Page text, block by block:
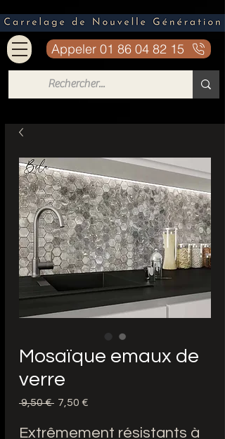
Appeler 01 86 04 82 15
Mosaïque emaux de
verre
9,50 € Prezzo
7,50 €
Extrêmement résistants à